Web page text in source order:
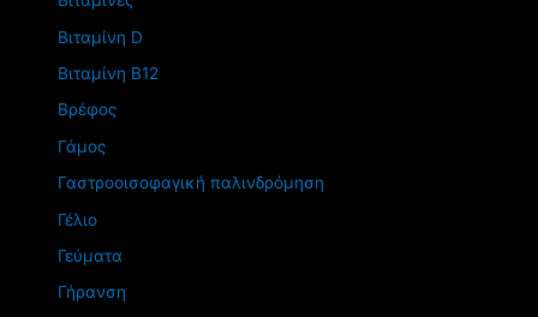
Βιταμίνη D
Βιταμίνη Β12
Βρέφος
Γάμος
Γαστροοισοφαγική παλινδρόμηση
Γέλιο
Γεύματα
Γήρανση